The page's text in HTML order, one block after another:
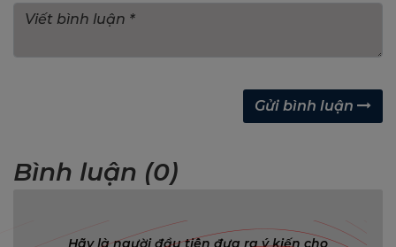
Gửi bình luận
Bình luận (0)
Hãy là người đầu tiên đưa ra ý kiến cho